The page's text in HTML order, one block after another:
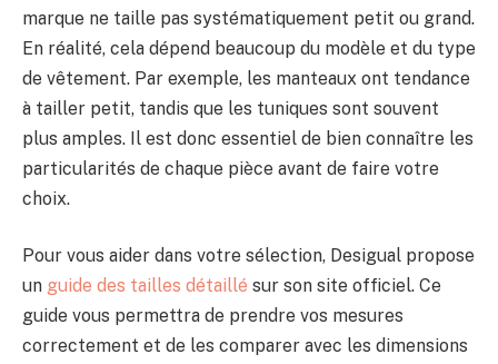
marque ne taille pas systématiquement petit ou grand.
En réalité, cela dépend beaucoup du modèle et du type
de vêtement. Par exemple, les manteaux ont tendance
à tailler petit, tandis que les tuniques sont souvent
plus amples. Il est donc essentiel de bien connaître les
particularités de chaque pièce avant de faire votre
choix.
Pour vous aider dans votre sélection, Desigual propose
un guide des tailles détaillé sur son site officiel. Ce
guide vous permettra de prendre vos mesures
correctement et de les comparer avec les dimensions